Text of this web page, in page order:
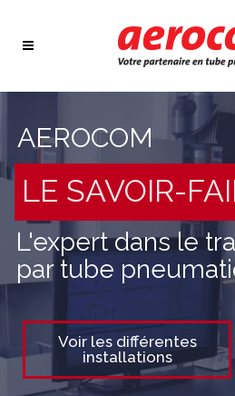
AEROCOM
LE SAVOIR-
L'expert dans le
par tube
Voir les différentes
installations